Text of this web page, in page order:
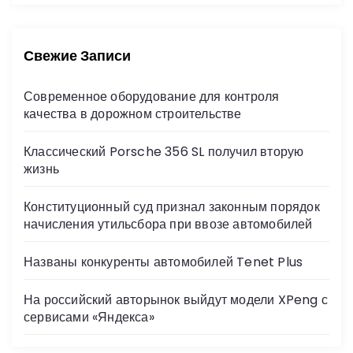
:Свежие Записи
Современное оборудование для контроля
качества в дорожном строительстве
Классический Porsche 356 SL получил вторую
жизнь
Конституционный суд признал законным порядок
начисления утильсбора при ввозе автомобилей
Названы конкуренты автомобилей Tenet Plus
На российский авторынок выйдут модели XPeng с
сервисами «Яндекса»